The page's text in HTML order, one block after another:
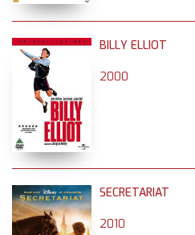
BILLY ELLIOT
2000
SECRETARIAT
2010